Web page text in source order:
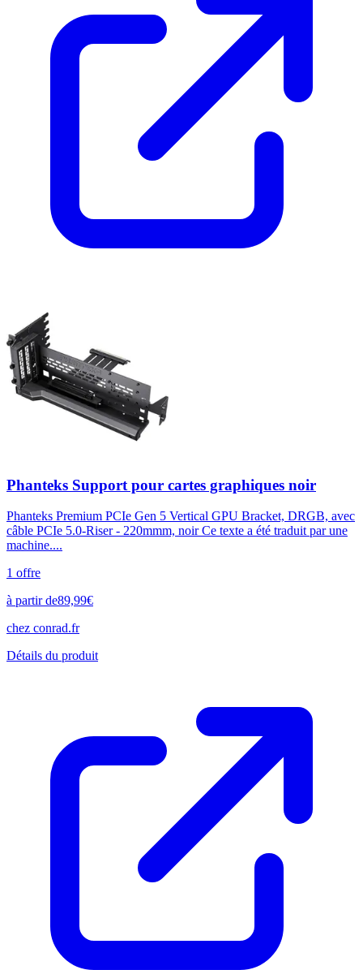
Phanteks Support pour cartes graphiques noir
Phanteks Premium PCIe Gen 5 Vertical GPU Bracket, DRGB, avec
câble PCIe 5.0-Riser - 220mmm, noir Ce texte a été traduit par une
machine....
1 offre
à partir de89,99€
chez conrad.fr
Détails du produit